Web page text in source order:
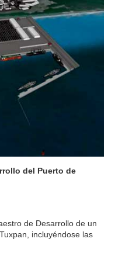
del Puerto de
de Desarrollo de un
incluyéndose las